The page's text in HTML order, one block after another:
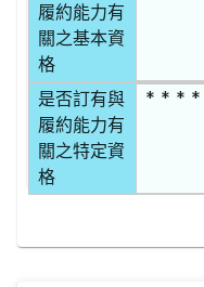
履約能力有
關之基本資
格
是否訂有與
履約能力有
關之特定資
格
* * * *